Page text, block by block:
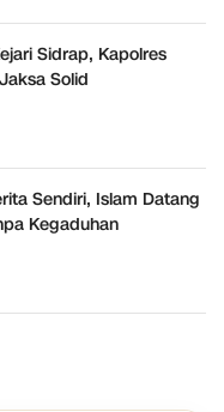
Sidrap, Kapolres
Solid
Sendiri, Islam Datang
Kegaduhan